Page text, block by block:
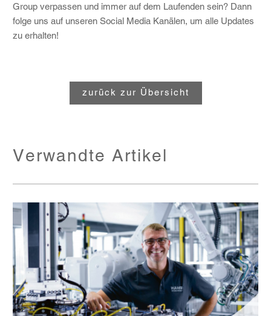
Group verpassen und immer auf dem Laufenden sein? Dann
folge uns auf unseren Social Media Kanälen, um alle Updates
zu erhalten!
zurück zur Übersicht
Verwandte Artikel